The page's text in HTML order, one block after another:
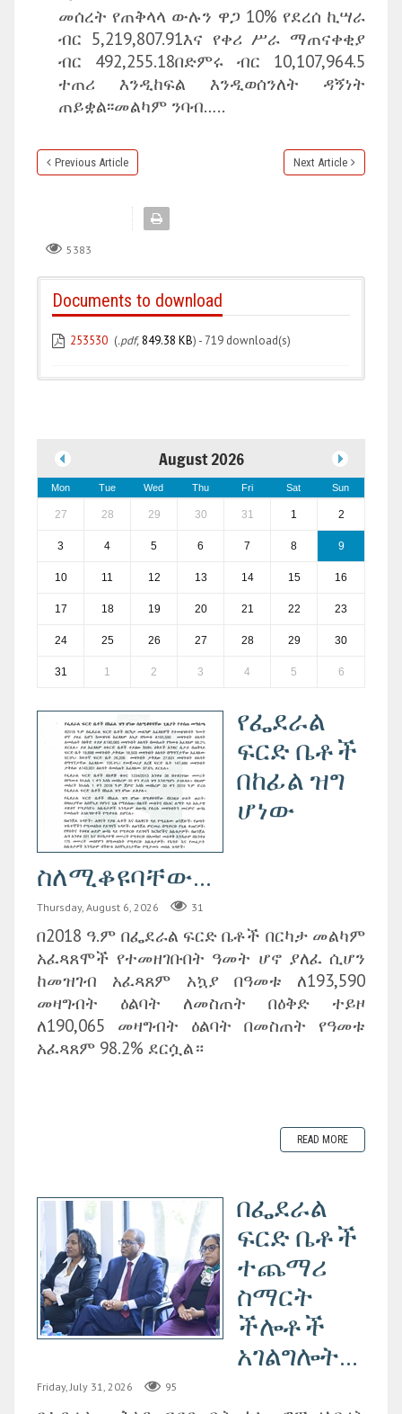
መሰረት የጠቅላላ ውሉን ዋጋ 10% የደረሰ ኪሣራ
ብር 5,219,807.91እና የቀሪ ሥራ ማጠናቀቂያ
ብር 492,255.18በድምሩ ብር 10,107,964.5
ተጠሪ እንዲከፍል እንዲወሰንለት ዳኝነት
ጠይቋል፡፡መልካም ንባብ…..
Previous Article Next Article
5383
Documents to download
253530 (.pdf, 849.38 KB) - 719 download(s)
August 2026
Mon Tue Wed Thu Fri Sat Sun
27 28 29 30 31 1 2
3 4 5 6 7 8 9
10 11 12 13 14 15 16
17 18 19 20 21 22 23
24 25 26 27 28 29 30
31 1 2 3 4 5 6
የፌደራል
ፍርድ ቤቶች
በከፊል ዝግ
ሆነው
ስለሚቆዩባቸው...
Thursday, August 6, 2026 31
በ2018 ዓ.ም በፌደራል ፍርድ ቤቶች በርካታ መልካም
አፈጻጸሞች የተመዘገቡበት ዓመት ሆኖ ያለፈ ሲሆን
ከመዝገብ አፈጻጸም አኳያ በዓመቱ ለ193,590
መዛግብት ዕልባት ለመስጠት በዕቅድ ተይዞ
ለ190,065 መዛግብት ዕልባት በመስጠት የዓመቱ
አፈጻጸም 98.2% ደርሷል።
READ MORE
በፌደራል
ፍርድ ቤቶች
ተጨማሪ
ስማርት
ችሎቶች
አገልግሎት...
Friday, July 31, 2026 95